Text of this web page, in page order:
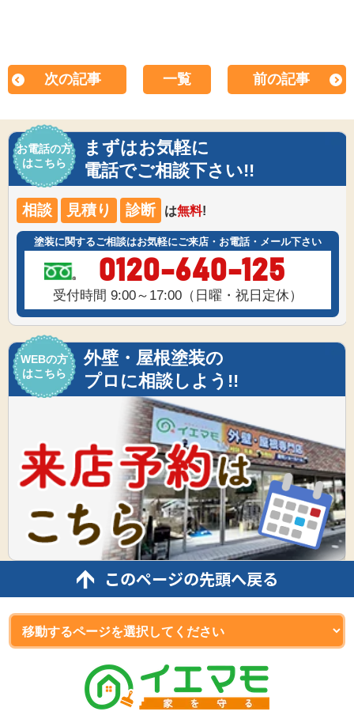
次の記事 一覧 前の記事
お電話の方
はこちら
まずはお気軽に
電話でご相談下さい!!
相談 見積り 診断 は無料!
塗装に関するご相談はお気軽にご来店・お電話・メール下さい
0120-640-125
受付時間 9:00～17:00（日曜・祝日定休）
WEBの方
はこちら
外壁・屋根塗装の
プロに相談しよう!!
このページの先頭へ戻る